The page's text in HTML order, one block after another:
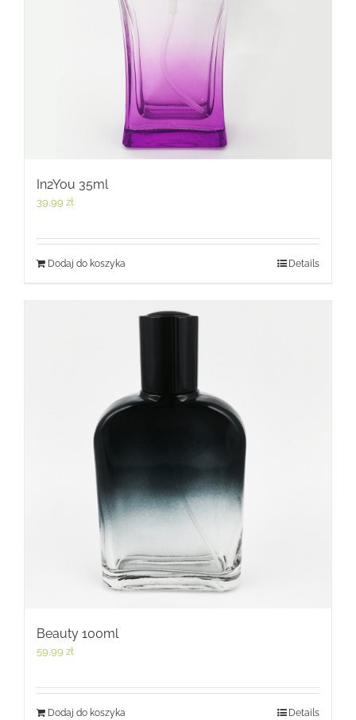
In2You 35ml
39,99 zł
Dodaj do koszyka Details
Beauty 100ml
59,99 zł
Dodaj do koszyka Details